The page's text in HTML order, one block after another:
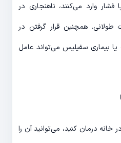
وارد می‌کنند، ناهنجاری در
طولانی. همچنین قرار گرفتن در
بیماری سفیلیس می‌تواند عامل
خانه درمان کنید، می‌توانید آن را